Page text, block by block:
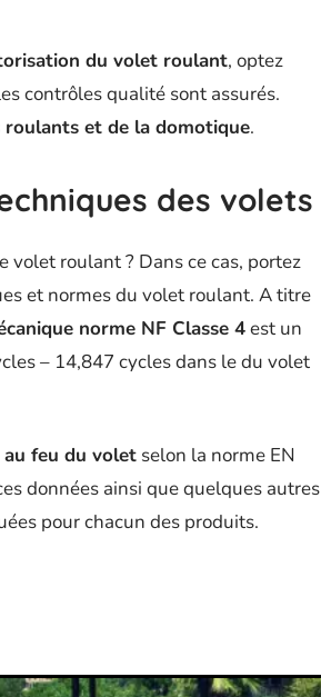
du volet roulant, optez
contrôles qualité sont assurés.
et de la domotique.
des volets
volet roulant ? Dans ce cas, portez
et normes du volet roulant. A titre
norme NF Classe 4est un
– 14,847 cycles dans le du volet
au feu du volet selon la norme EN
données ainsi que quelques autres
pour chacun des produits.